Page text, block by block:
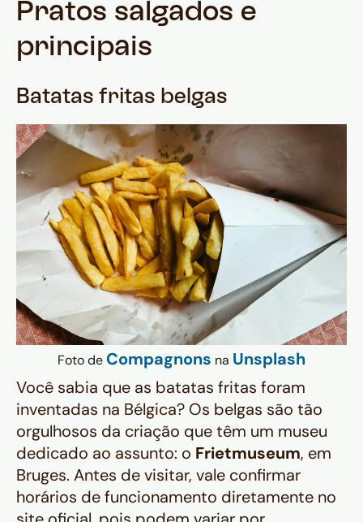
Pratos salgados e
principais
Batatas fritas belgas
Foto de Compagnons na Unsplash
Você sabia que as batatas fritas foram
inventadas na Bélgica? Os belgas são tão
orgulhosos da criação que têm um museu
dedicado ao assunto: o Frietmuseum, em
Bruges. Antes de visitar, vale confirmar
horários de funcionamento diretamente no